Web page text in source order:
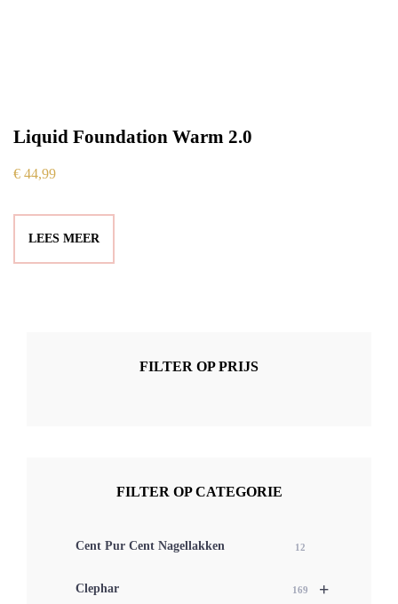
Liquid Foundation Warm 2.0
€ 44,99
LEES MEER
FILTER OP PRIJS
FILTER OP CATEGORIE
Cent Pur Cent Nagellakken 12
+
Clephar 169